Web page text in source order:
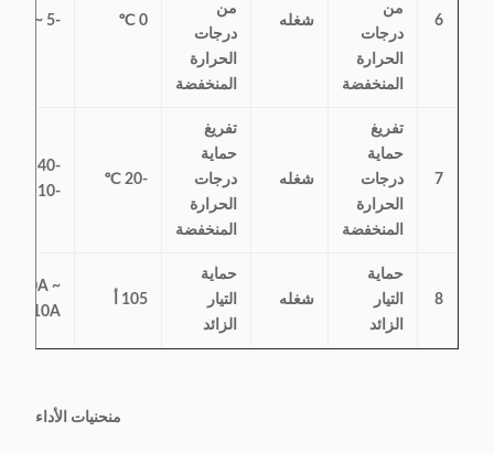
6
من
درجات
الحرارة
المنخفضة
شغله
من
درجات
الحرارة
المنخفضة
0 ℃
-5 ~ 5
7
تفريغ
حماية
درجات
الحرارة
المنخفضة
شغله
تفريغ
حماية
درجات
الحرارة
المنخفضة
-20 ℃
-10 ℃
8
حماية
التيار
الزائد
شغله
حماية
التيار
الزائد
105 أ
0A ~
110A
منحنيات الأداء